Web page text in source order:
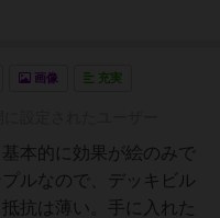
画像 充実
本的に効果が絵のみで
ルなので、デッキビル
抗は薄い。手に入れた